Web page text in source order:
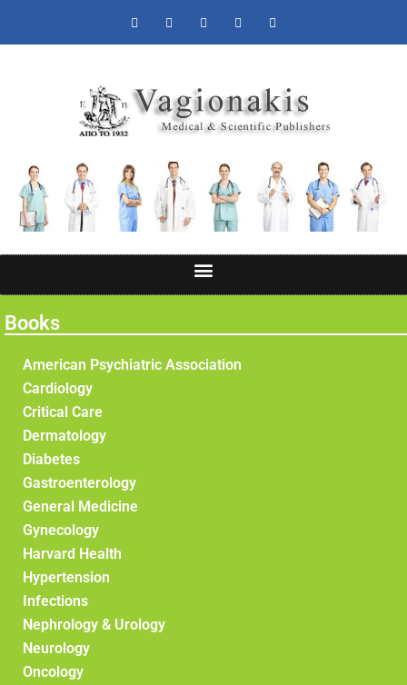
Books
American Psychiatric Association
Cardiology
Critical Care
Dermatology
Diabetes
Gastroenterology
General Medicine
Gynecology
Harvard Health
Hypertension
Infections
Nephrology & Urology
Neurology
Oncology